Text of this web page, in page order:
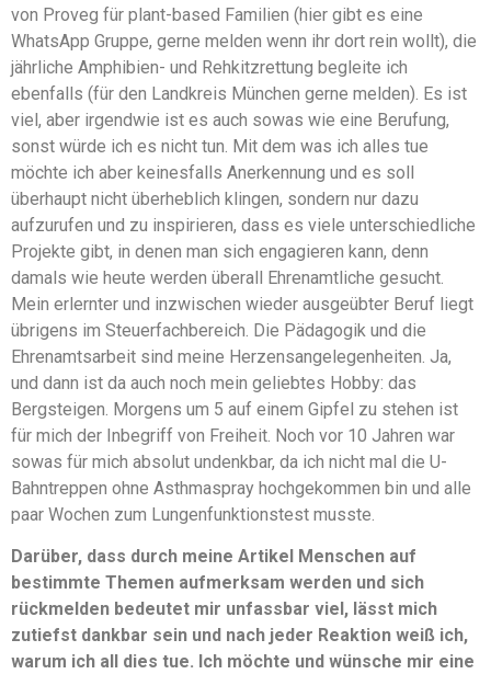
von Proveg für plant-based Familien (hier gibt es eine
WhatsApp Gruppe, gerne melden wenn ihr dort rein wollt), die
jährliche Amphibien- und Rehkitzrettung begleite ich
ebenfalls (für den Landkreis München gerne melden). Es ist
viel, aber irgendwie ist es auch sowas wie eine Berufung,
sonst würde ich es nicht tun. Mit dem was ich alles tue
möchte ich aber keinesfalls Anerkennung und es soll
überhaupt nicht überheblich klingen, sondern nur dazu
aufzurufen und zu inspirieren, dass es viele unterschiedliche
Projekte gibt, in denen man sich engagieren kann, denn
damals wie heute werden überall Ehrenamtliche gesucht.
Mein erlernter und inzwischen wieder ausgeübter Beruf liegt
übrigens im Steuerfachbereich. Die Pädagogik und die
Ehrenamtsarbeit sind meine Herzensangelegenheiten. Ja,
und dann ist da auch noch mein geliebtes Hobby: das
Bergsteigen. Morgens um 5 auf einem Gipfel zu stehen ist
für mich der Inbegriff von Freiheit. Noch vor 10 Jahren war
sowas für mich absolut undenkbar, da ich nicht mal die U-
Bahntreppen ohne Asthmaspray hochgekommen bin und alle
paar Wochen zum Lungenfunktionstest musste.
Darüber, dass durch meine Artikel Menschen auf
bestimmte Themen aufmerksam werden und sich
rückmelden bedeutet mir unfassbar viel, lässt mich
zutiefst dankbar sein und nach jeder Reaktion weiß ich,
warum ich all dies tue. Ich möchte und wünsche mir eine